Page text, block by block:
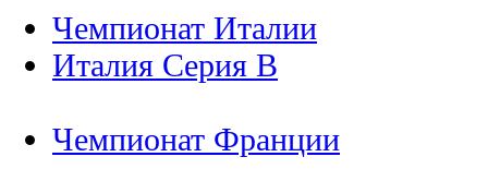
Чемпионат Италии
Италия Серия B
Чемпионат Франции